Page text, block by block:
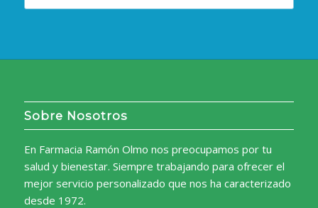
Sobre Nosotros
En Farmacia Ramón Olmo nos preocupamos por tu
salud y bienestar. Siempre trabajando para ofrecer el
mejor servicio personalizado que nos ha caracterizado
desde 1972.